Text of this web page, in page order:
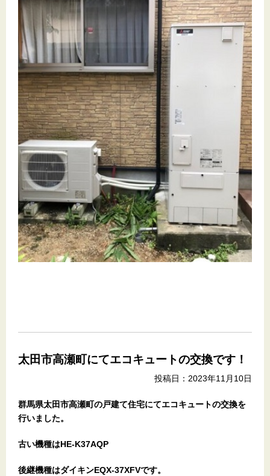
太田市高瀬町にてエコキュートの交換です！
投稿日：2023年11月10日
群馬県太田市高瀬町の戸建て住宅にてエコキュートの交換を
行いました。
古い機種はHE-K37AQP
後継機種はダイキンEQX-37XFVです。